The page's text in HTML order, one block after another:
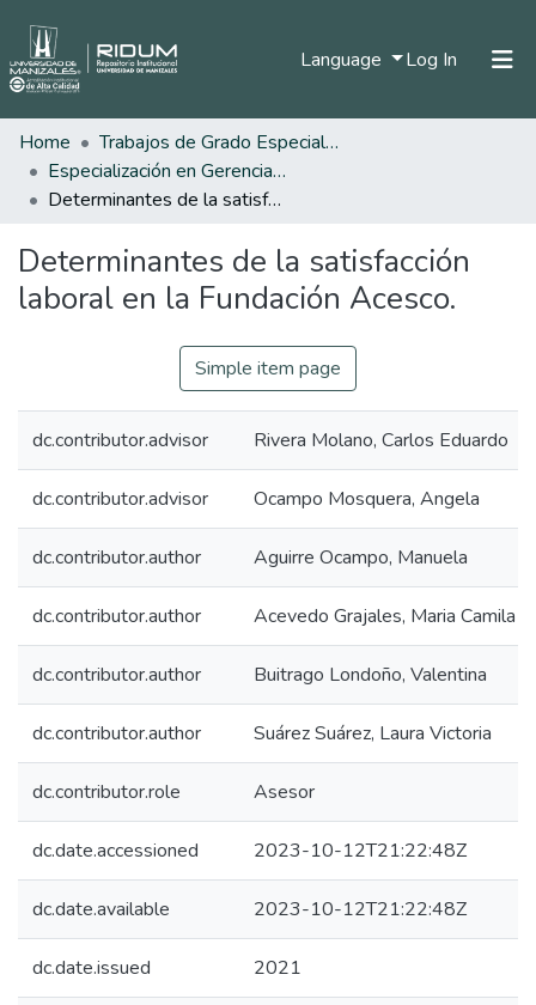
Language Log In (current)
Home
Trabajos de Grado Especializaciones
Especialización en Gerencia del Talento Humano
Determinantes de la satisfacción laboral en la Fundación Acesco.
Determinantes de la satisfacción
laboral en la Fundación Acesco.
Simple item page
dc.contributor.advisor Rivera Molano, Carlos Eduardo
dc.contributor.advisor Ocampo Mosquera, Angela
dc.contributor.author Aguirre Ocampo, Manuela
dc.contributor.author Acevedo Grajales, Maria Camila
dc.contributor.author Buitrago Londoño, Valentina
dc.contributor.author Suárez Suárez, Laura Victoria
dc.contributor.role Asesor
dc.date.accessioned 2023-10-12T21:22:48Z
dc.date.available 2023-10-12T21:22:48Z
dc.date.issued 2021